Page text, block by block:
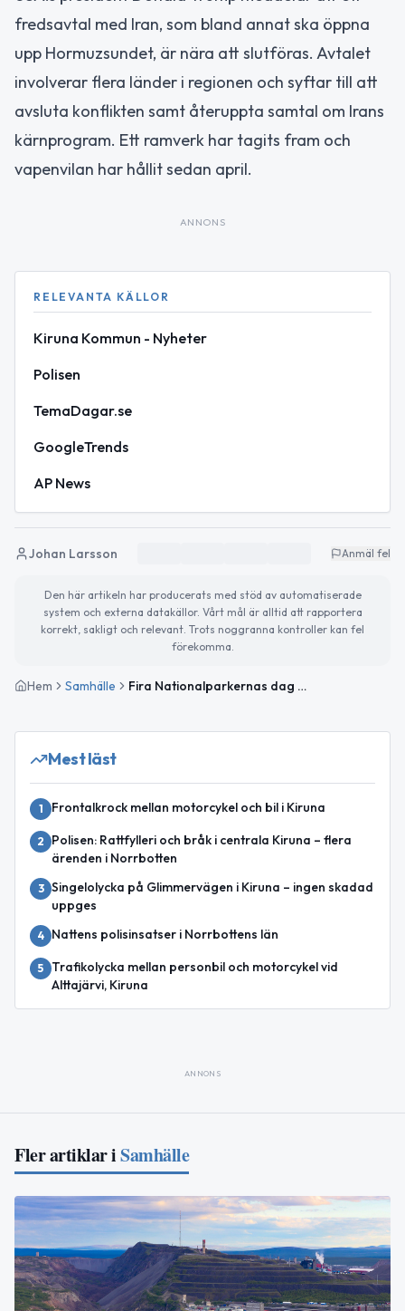
fredsavtal med Iran, som bland annat ska öppna
upp Hormuzsundet, är nära att slutföras. Avtalet
involverar flera länder i regionen och syftar till att
avsluta konflikten samt återuppta samtal om Irans
kärnprogram. Ett ramverk har tagits fram och
vapenvilan har hållit sedan april.
ANNONS
RELEVANTA KÄLLOR
Kiruna Kommun - Nyheter
Polisen
TemaDagar.se
GoogleTrends
AP News
Johan Larsson Anmäl fel
Den här artikeln har producerats med stöd av automatiserade
system och externa datakällor. Vårt mål är alltid att rapportera
korrekt, sakligt och relevant. Trots noggranna kontroller kan fel
förekomma.
Hem Samhälle Fira Nationalparkernas dag och håll koll på vädret i Kiruna
Mest läst
1 Frontalkrock mellan motorcykel och bil i Kiruna
2
Polisen: Rattfylleri och bråk i centrala Kiruna – flera
ärenden i Norrbotten
3 Singelolycka på Glimmervägen i Kiruna – ingen skadad
uppges
4 Nattens polisinsatser i Norrbottens län
5
Trafikolycka mellan personbil och motorcykel vid
Alttajärvi, Kiruna
ANNONS
Fler artiklar iSamhälle